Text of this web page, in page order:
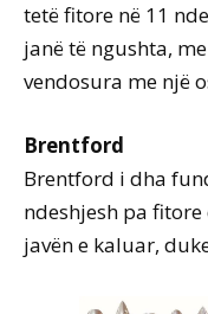
tetë fitore në 11
janë të ngushta,
vendosura me një
Brentford
Brentford i dha
ndeshjesh pa
javën e kaluar,